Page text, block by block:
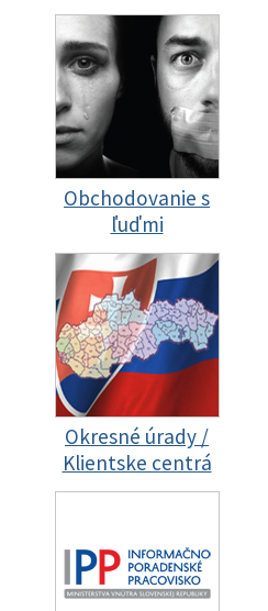
Obchodovanie s
ľuďmi
Okresné úrady /
Klientske centrá